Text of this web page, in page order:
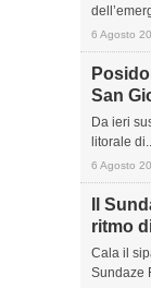
6 Agosto
San
Da ieri
litorale
6 Agosto
Il
ritmo
Cala il
Sundaze